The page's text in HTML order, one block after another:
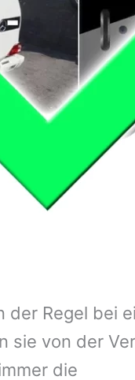
der Regel bei
sie von der
die